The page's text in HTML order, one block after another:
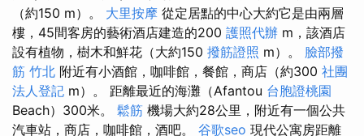
（約150 m）。 大里按摩 從定居點的中心大約它是由兩層
樓，45間客房的藝術酒店建造的200 護照代辦 m，該酒店
設有植物，樹木和鮮花（大約150 撥筋證照 m）。 臉部撥
筋 竹北 附近有小酒館，咖啡館，餐館，商店（約300 社團
法人登記 m）。 距離最近的海灘（Afantou 台胞證桃園
Beach）300米。 鬆筋 機場大約28公里，附近有一個公共
汽車站，商店，咖啡館，酒吧。 谷歌seo 現代公寓房距離